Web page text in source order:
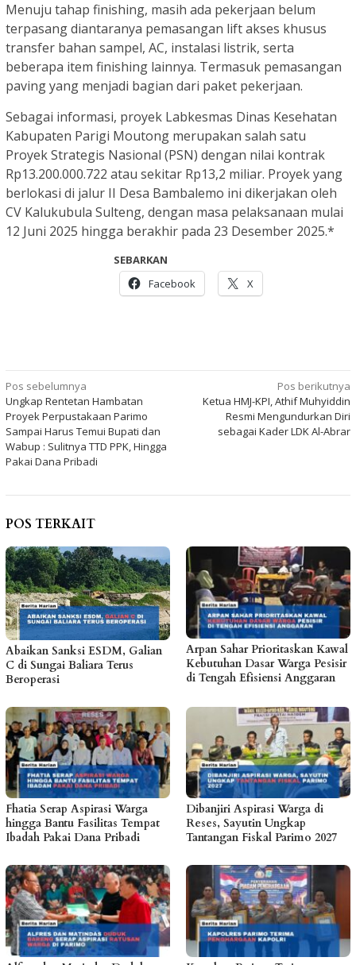
Menuju tahap finishing, masih ada pekerjaan belum
terpasang diantaranya pemasangan lift akses khusus
transfer bahan sampel, AC, instalasi listrik, serta
beberapa item finishing lainnya. Termasuk pemasangan
paving yang menjadi bagian dari paket pekerjaan.
Sebagai informasi, proyek Labkesmas Dinas Kesehatan
Kabupaten Parigi Moutong merupakan salah satu
Proyek Strategis Nasional (PSN) dengan nilai kontrak
Rp13.200.000.722 atau sekitar Rp13,2 miliar. Proyek yang
berlokasi di jalur II Desa Bambalemo ini dikerjakan oleh
CV Kalukubula Sulteng, dengan masa pelaksanaan mulai
12 Juni 2025 hingga berakhir pada 23 Desember 2025.*
SEBARKAN
Facebook
X
Navigasi
pos
Pos sebelumnya
Ungkap Rentetan Hambatan
Proyek Perpustakaan Parimo
Sampai Harus Temui Bupati dan
Wabup : Sulitnya TTD PPK, Hingga
Pakai Dana Pribadi
Pos berikutnya
Ketua HMJ-KPI, Athif Muhyiddin
Resmi Mengundurkan Diri
sebagai Kader LDK Al-Abrar
POS TERKAIT
Abaikan Sanksi ESDM, Galian
C di Sungai Baliara Terus
Beroperasi
Arpan Sahar Prioritaskan Kawal
Kebutuhan Dasar Warga Pesisir
di Tengah Efisiensi Anggaran
Fhatia Serap Aspirasi Warga
hingga Bantu Fasilitas Tempat
Ibadah Pakai Dana Pribadi
Dibanjiri Aspirasi Warga di
Reses, Sayutin Ungkap
Tantangan Fiskal Parimo 2027